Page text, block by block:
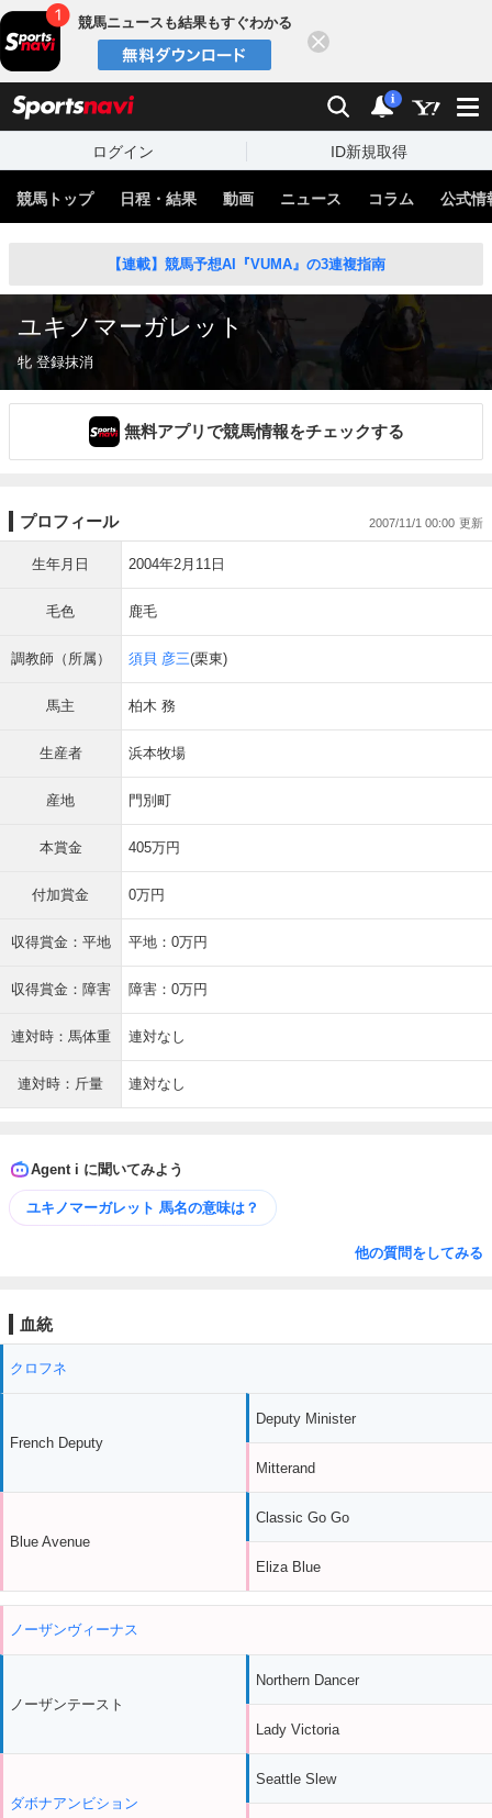
競馬ニュースも結果もすぐわかる
検索 通知
i
ログイン ID新規取得
競馬トップ 日程・結果 動画 ニュース コラム 公式情
【連載】競馬予想AI『VUMA』の3連複指南
ユキノマーガレット
牝 登録抹消
無料アプリで競馬情報をチェックする
プロフィール 2007/11/1 00:00
生年月日 2004年2月11日
毛色 鹿毛
調教師（所属） 須貝 彦三(栗東)
馬主 柏木 務
生産者 浜本牧場
産地 門別町
本賞金 405万円
付加賞金 0万円
収得賞金：平地 平地：0万円
収得賞金：障害 障害：0万円
連対時：馬体重 連対なし
連対時：斤量 連対なし
Agent i に聞いてみよう
ユキノマーガレット 馬名の意味は？
他の質問をしてみる
血統
クロフネ
French Deputy
Blue Avenue
Deputy Minister
Mitterand
Classic Go Go
Eliza Blue
ノーザンヴィーナス
ノーザンテースト
ダボナアンビション
Northern Dancer
Lady Victoria
Seattle Slew